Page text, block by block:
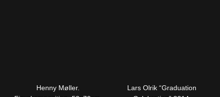
Henny Møller.
Lars Olrik “Graduation